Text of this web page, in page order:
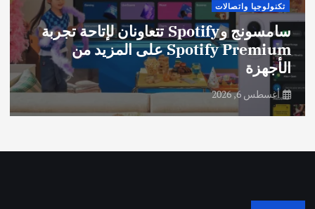
تكنولوجيا واتصالات
سامسونج وSpotify تتعاونان لإتاحة تجربة
Spotify Premium على المزيد من
الأجهزة
أغسطس 6, 2026